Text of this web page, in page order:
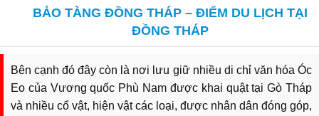
BẢO TÀNG ĐỒNG THÁP – ĐIỂM DU LỊCH TẠI
ĐỒNG THÁP
Bên cạnh đó đây còn là nơi lưu giữ nhiều di chỉ văn hóa Óc
Eo của Vương quốc Phù Nam được khai quật tại Gò Tháp
và nhiều cổ vật, hiện vật các loại, được nhân dân đóng góp,